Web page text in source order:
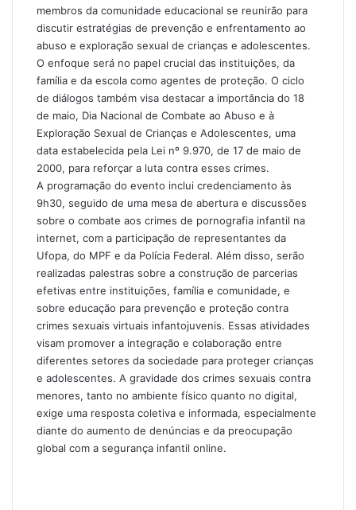
membros da comunidade educacional se reunirão para
discutir estratégias de prevenção e enfrentamento ao
abuso e exploração sexual de crianças e adolescentes.
O enfoque será no papel crucial das instituições, da
família e da escola como agentes de proteção. O ciclo
de diálogos também visa destacar a importância do 18
de maio, Dia Nacional de Combate ao Abuso e à
Exploração Sexual de Crianças e Adolescentes, uma
data estabelecida pela Lei nº 9.970, de 17 de maio de
2000, para reforçar a luta contra esses crimes.
A programação do evento inclui credenciamento às
9h30, seguido de uma mesa de abertura e discussões
sobre o combate aos crimes de pornografia infantil na
internet, com a participação de representantes da
Ufopa, do MPF e da Polícia Federal. Além disso, serão
realizadas palestras sobre a construção de parcerias
efetivas entre instituições, família e comunidade, e
sobre educação para prevenção e proteção contra
crimes sexuais virtuais infantojuvenis. Essas atividades
visam promover a integração e colaboração entre
diferentes setores da sociedade para proteger crianças
e adolescentes. A gravidade dos crimes sexuais contra
menores, tanto no ambiente físico quanto no digital,
exige uma resposta coletiva e informada, especialmente
diante do aumento de denúncias e da preocupação
global com a segurança infantil online.